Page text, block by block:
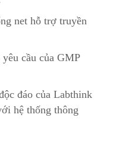
net hỗ trợ truyền
cầu của GMP
đáo của Labthink
hệ thống thông